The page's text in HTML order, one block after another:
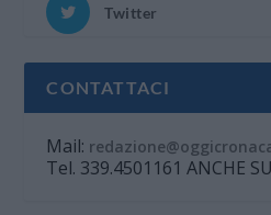
Twitter
CONTATTACI
Mail:
Tel. 339.4501161 ANCHE